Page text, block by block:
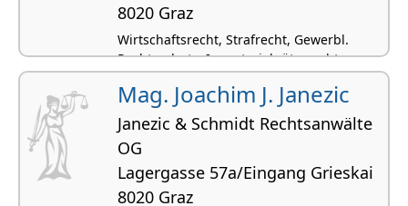
8020 Graz
Wirtschaftsrecht, Strafrecht, Gewerbl.
Rechtsschutz, Immaterialgüterrecht,
Transportrecht
Mag. Joachim J. Janezic
Janezic & Schmidt Rechtsanwälte
OG
Lagergasse 57a/Eingang Grieskai
8020 Graz